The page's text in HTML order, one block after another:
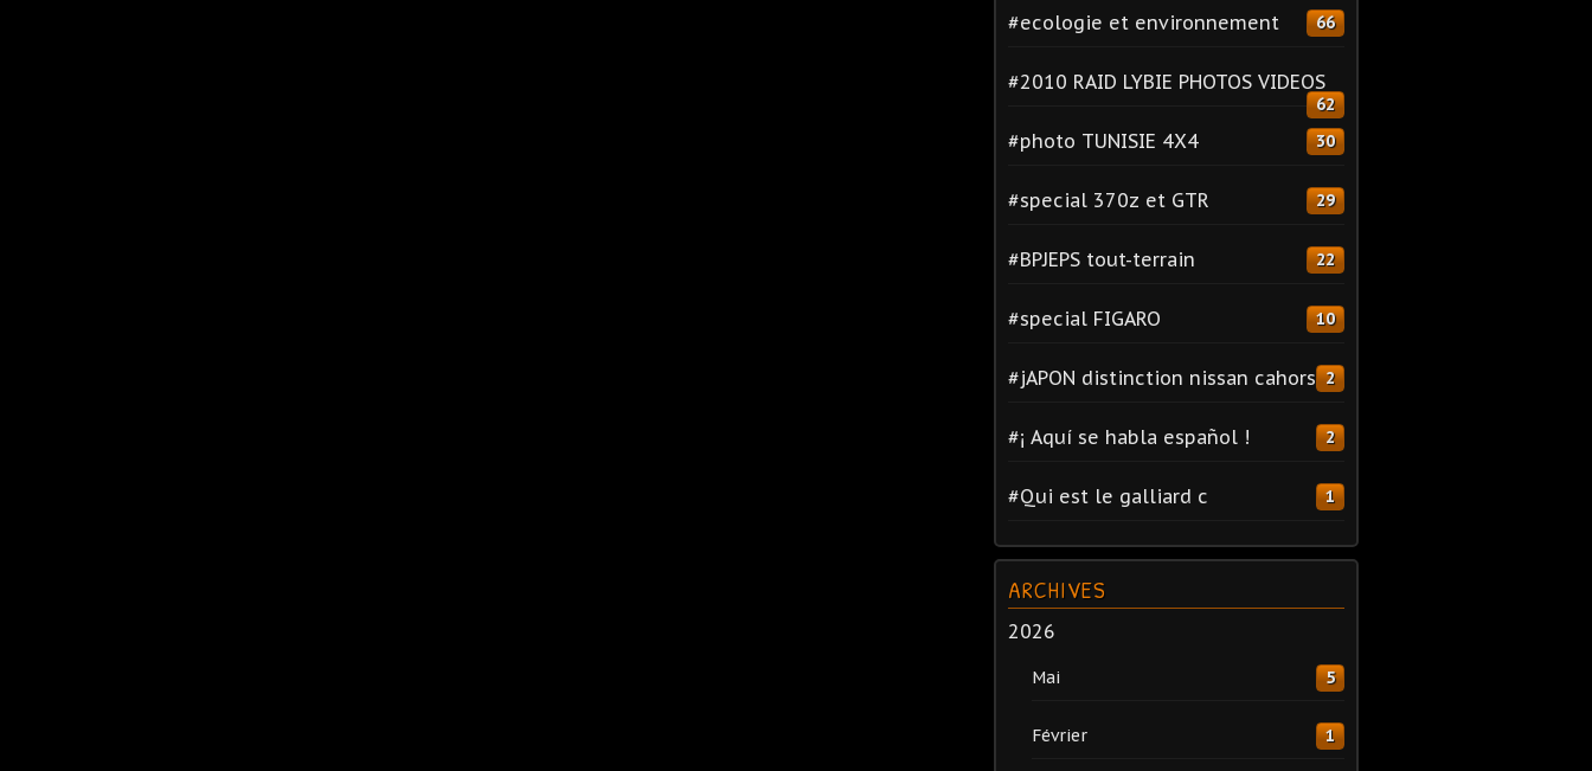
#ecologie et environnement 66
#2010 RAID LYBIE PHOTOS VIDEOS
62
#photo TUNISIE 4X4 30
#special 370z et GTR 29
#BPJEPS tout-terrain 22
#special FIGARO 10
#jAPON distinction nissan cahors 2
#¡ Aquí se habla español ! 2
#Qui est le galliard c 1
ARCHIVES
2026
Mai 5
Février 1